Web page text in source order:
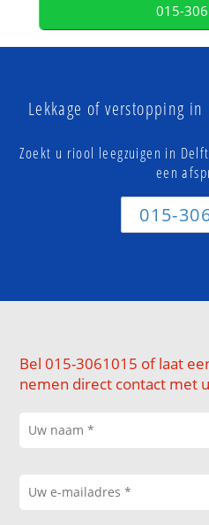
015-
Lekkage of verstopping
Zoekt u riool leegzuigen in
een
015-
Bel 015-3061015 of laat
nemen direct contact met